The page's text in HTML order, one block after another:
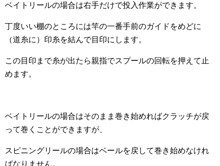
ベイトリールの場合は右手だけで投入作業ができます。
丁度いい棚のところには竿の一番手前のガイドをめどに
（道糸に）印糸を結んで目印にします。
この目印まで糸が出たら親指でスプールの回転を押えて止
めます。
ベイトリールの場合はそのまま巻き始めればクラッチが戻
って巻くことができますが、
スピニングリールの場合はベールを戻して巻き始めなけれ
ばなりません。